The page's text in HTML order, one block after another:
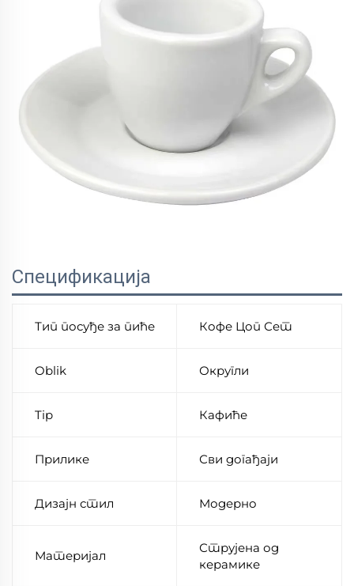
Спецификација
Тип посуђе за пиће Кофе Цоп Сет
Oblik Округли
Tip Кафиће
Прилике Сви догађаји
Дизајн стил Модерно
Материјал
Струјена од
керамике